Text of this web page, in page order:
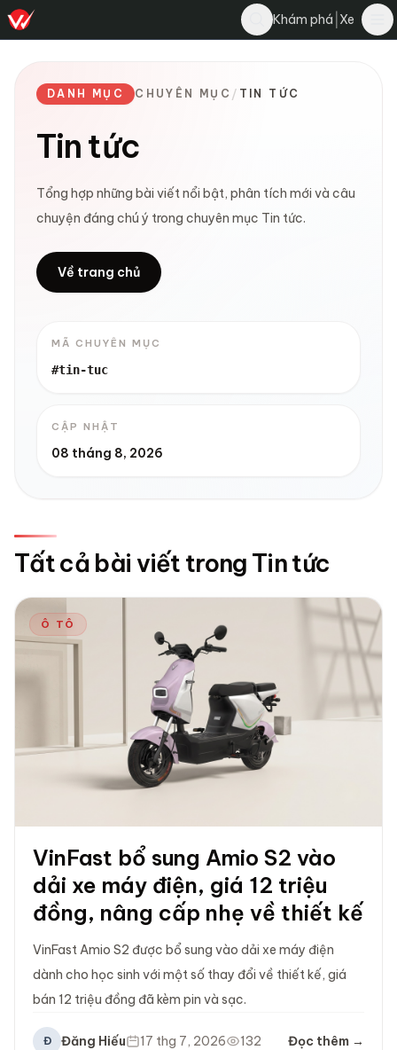
Khám phá Xe
DANH MỤC CHUYÊN MỤC / TIN TỨC
Tin tức
Tổng hợp những bài viết nổi bật, phân tích mới và câu
chuyện đáng chú ý trong chuyên mục Tin tức.
Về trang chủ
MÃ CHUYÊN MỤC
#tin-tuc
CẬP NHẬT
08 tháng 8, 2026
Tất cả bài viết trong Tin tức
Ô TÔ
VinFast bổ sung Amio S2 vào
dải xe máy điện, giá 12 triệu
đồng, nâng cấp nhẹ về thiết kế
VinFast Amio S2 được bổ sung vào dải xe máy điện
dành cho học sinh với một số thay đổi về thiết kế, giá
bán 12 triệu đồng đã kèm pin và sạc.
Đ Đăng Hiếu 17 thg 7, 2026 132 Đọc thêm →